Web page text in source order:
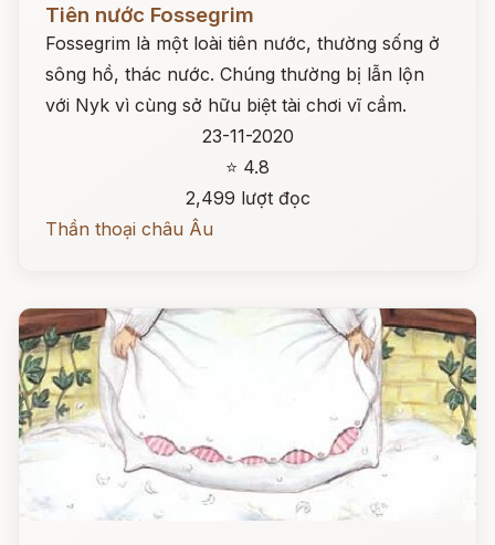
Tiên nước Fossegrim
Fossegrim là một loài tiên nước, thường sống ở
sông hồ, thác nước. Chúng thường bị lẫn lộn
với Nyk vì cùng sở hữu biệt tài chơi vĩ cầm.
23-11-2020
⭐ 4.8
2,499 lượt đọc
Thần thoại châu Âu